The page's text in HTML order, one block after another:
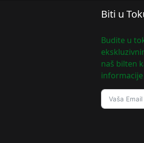
Biti u
Budite u
naš bilten